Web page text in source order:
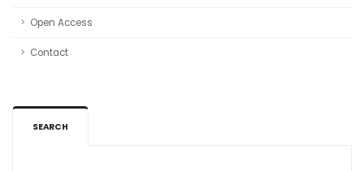
Open Access
Contact
SEARCH